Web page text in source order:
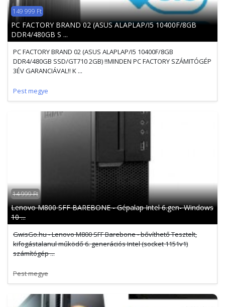
149 999 Ft
PC FACTORY BRAND 02 (ASUS ALAPLAP/I5 10400F/8GB
DDR4/480GB S ...
PC FACTORY BRAND 02 (ASUS ALAPLAP/I5 10400F/8GB
DDR4/480GB SSD/GT710 2GB) !!MINDEN PC FACTORY SZÁMITÓGÉP
3ÉV GARANCIÁVAL!! K ...
Pest megye
14 999 Ft
Lenovo M800 SFF BAREBONE - Gépalap Intel 6.gen- Windows
10 ...
GwisGo.hu - Lenovo M800 SFF Barebone - bővíthető Tesztelt,
kifogástalanul működő 6. generációs Intel (socket 1151v1)
számítógép ...
Pest megye